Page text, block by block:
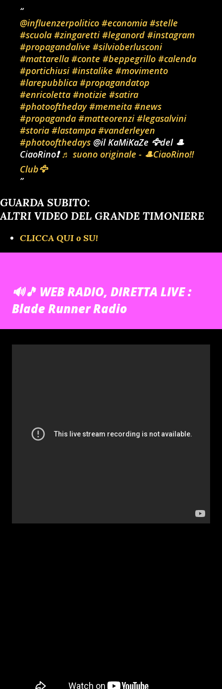
@influenzerpolitico #economia #stelle
#scuola #zingaretti #leganord #instagram
#propagandalive #silvioberlusconi
#mattarella #conte #beppegrillo #calenda
#portichiusi #instalike #movimento
#larepubblica #propagandatop
#enricoletta #notizie #satira
#photooftheday #memeita #news
#propaganda #matteorenzi #legasalvini
#storia #lastampa #vanderleyen
#photoofthedays @il KaMiKaZe 🦅del 🎩
CiaoRino❗♬ suono originale - 🎩CiaoRino‼️
Club🦅
GUARDA SUBITO:
ALTRI VIDEO DEL GRANDE TIMONIERE
CLICCA QUI o SU!
🔊🎵 WEB RADIO, DIRETTA LIVE :
Blade Runner Radio